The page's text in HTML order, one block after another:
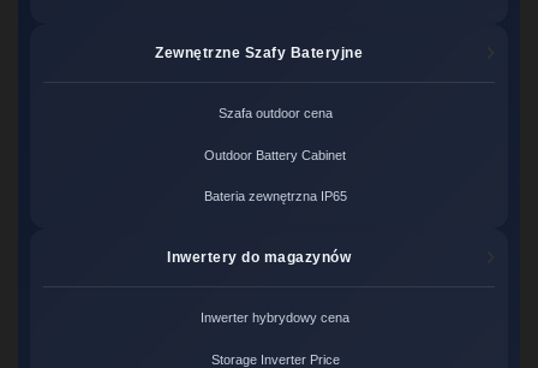
Zewnętrzne Szafy Bateryjne
Szafa outdoor cena
Outdoor Battery Cabinet
Bateria zewnętrzna IP65
Inwertery do magazynów
Inwerter hybrydowy cena
Storage Inverter Price